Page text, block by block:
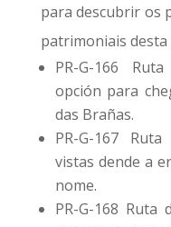
para descubrir os
patrimoniais desta
PR-G-166
opción para
das Brañas.
PR-G-167
vistas dende a
nome.
PR-G-168